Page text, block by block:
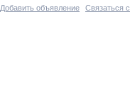
Добавить объявление Связаться